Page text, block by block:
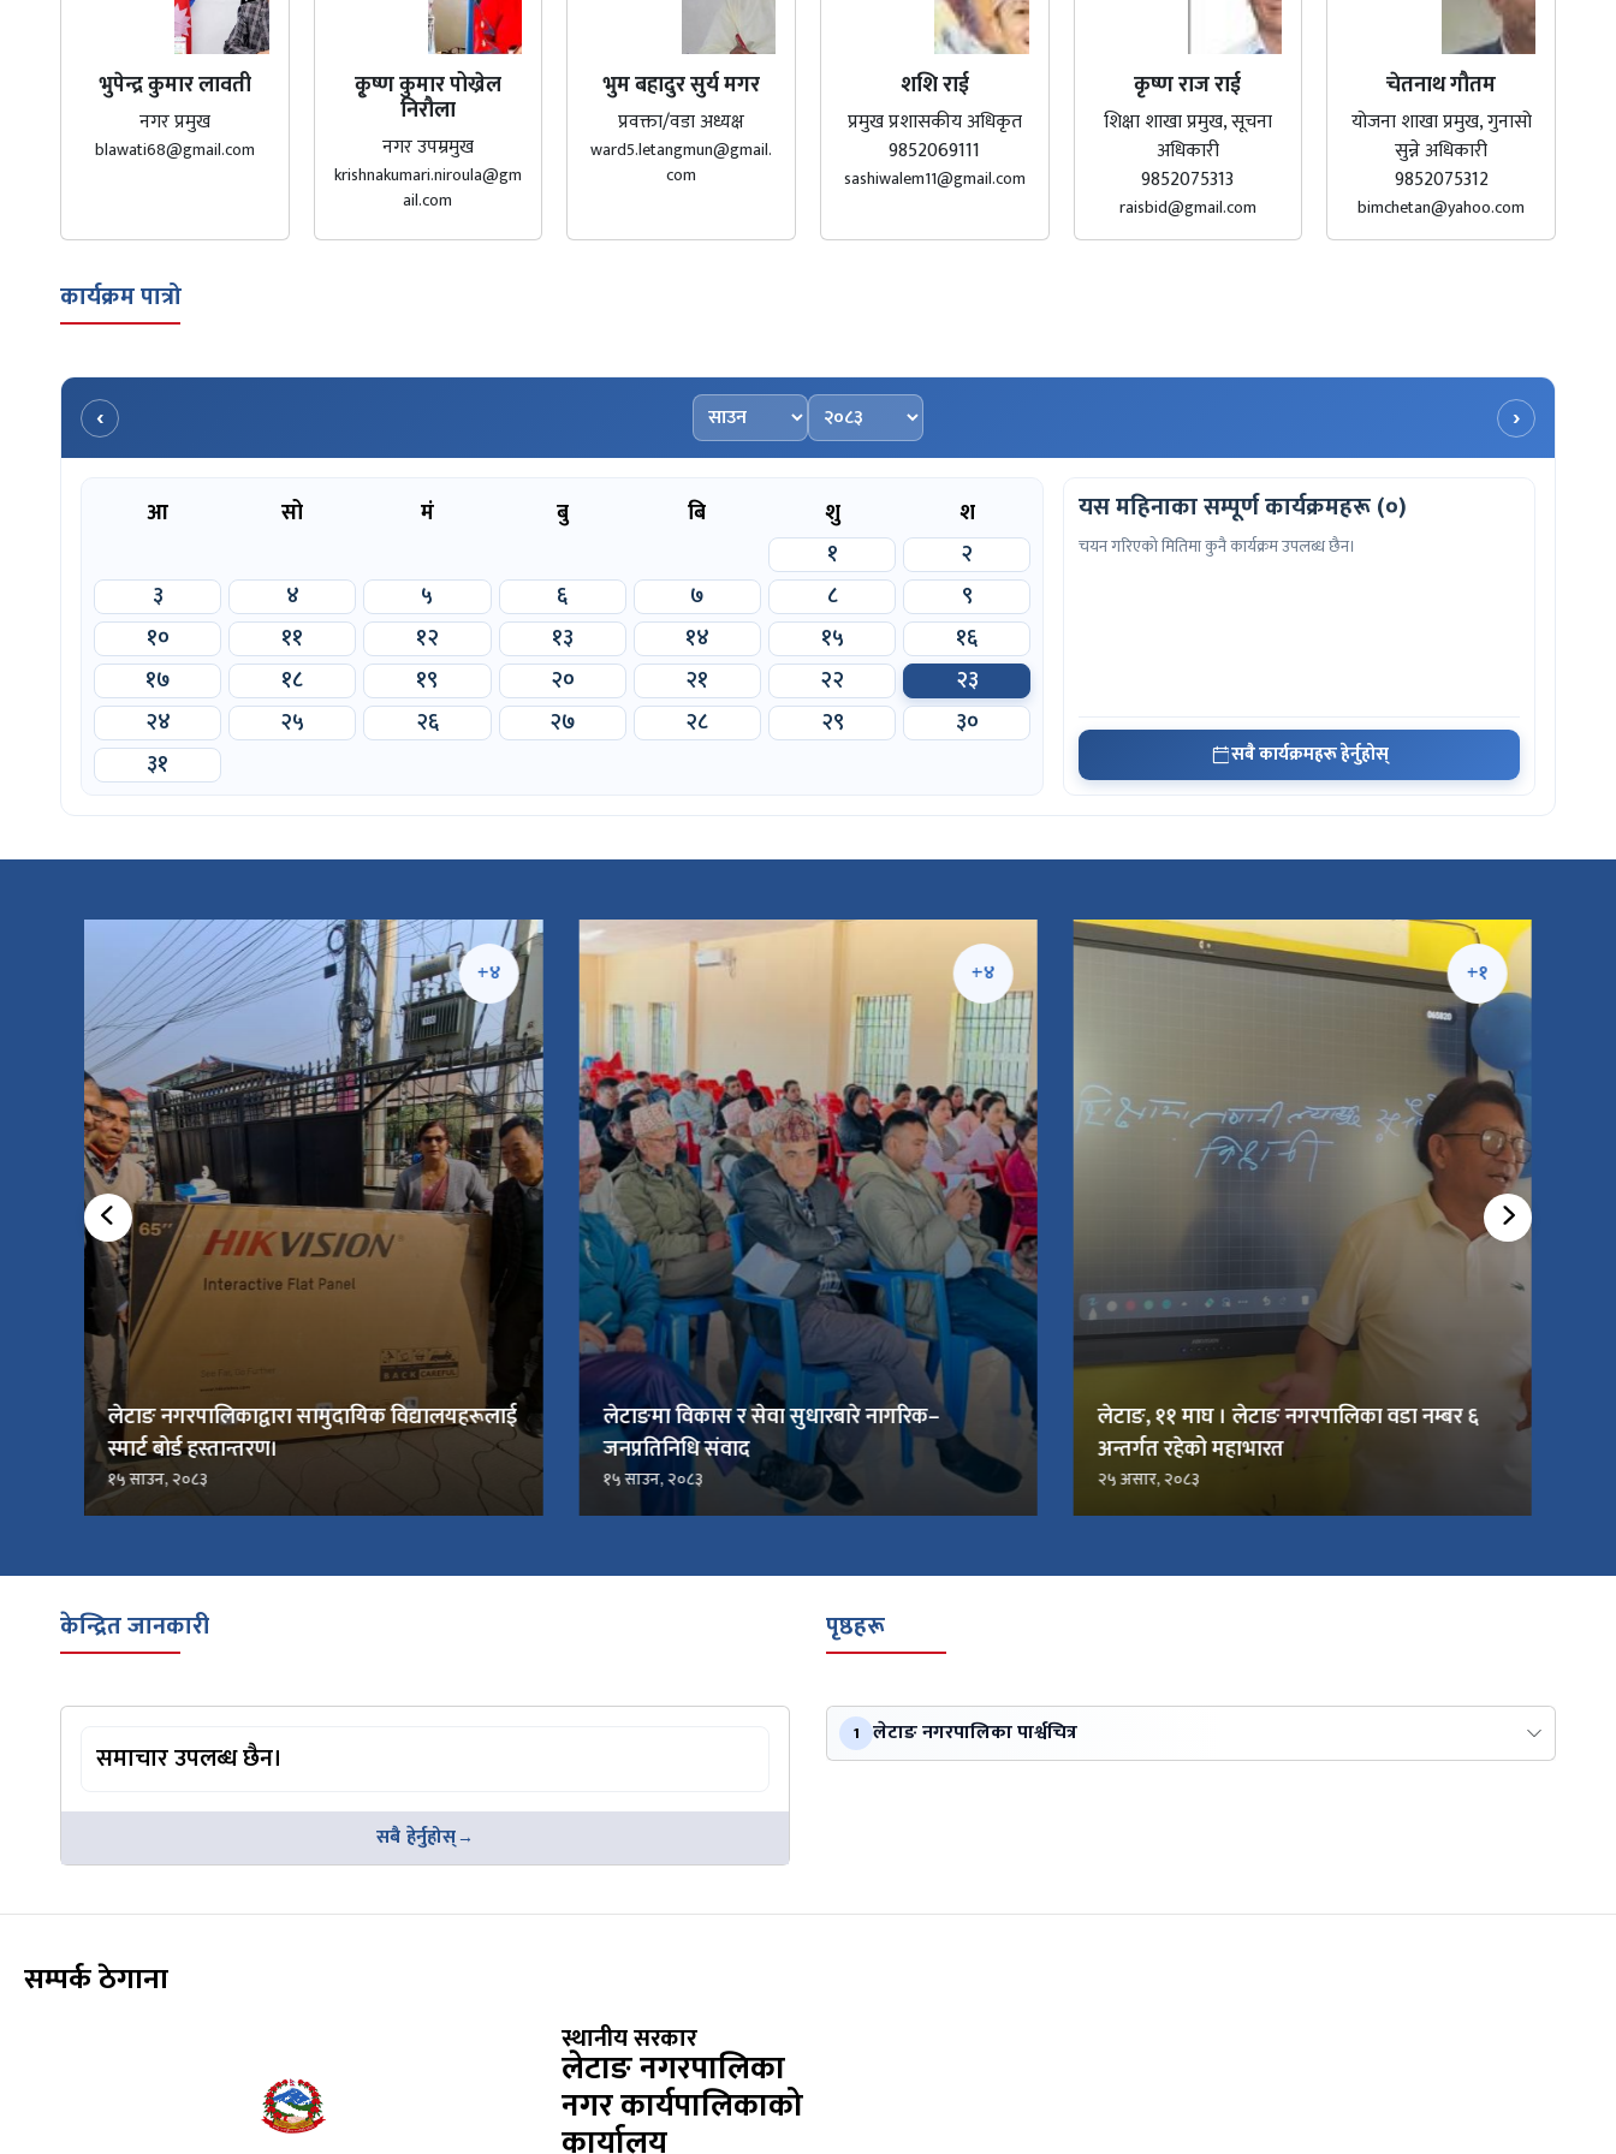
भुपेन्द्र कुमार लावती
नगर प्रमुख
blawati68@gmail.com
कृ्ष्ण कुमार पोख्रेल
निरौला
नगर उपम्रमुख
krishnakumari.niroula@gm
ail.com
भुम बहादुर सुर्य मगर
प्रवक्ता/वडा अध्यक्ष
ward5.letangmun@gmail.
com
शशि राई
प्रमुख प्रशासकीय अधिकृत
9852069111
sashiwalem11@gmail.com
कृष्ण राज राई
शिक्षा शाखा प्रमुख, सूचना
अधिकारी
9852075313
raisbid@gmail.com
चेतनाथ गौतम
योजना शाखा प्रमुख, गुनासो
सुन्ने अधिकारी
9852075312
bimchetan@yahoo.com
कार्यक्रम पात्रो
‹ महिना चयन गर्नुहोस्
वर्ष चयन गर्नुहोस् ›
आ सो मं बु बि शु
श
१
२
३
४ ५ ६ ७ ८
९
१०
११ १२ १३ १४ १५
१६
१७
१८ १९ २० २१ २२
२३
२४
२५ २६ २७ २८ २९
३०
३१
यस महिनाका सम्पूर्ण कार्यक्रमहरू (०)
चयन गरिएको मितिमा कुनै कार्यक्रम उपलब्ध छैन।
सबै कार्यक्रमहरू हेर्नुहोस्
+४
लेटाङ नगरपालिकाद्वारा सामुदायिक विद्यालयहरूलाई
स्मार्ट बोर्ड हस्तान्तरण।
१५ साउन, २०८३
+४
लेटाङमा विकास र सेवा सुधारबारे नागरिक–
जनप्रतिनिधि संवाद
१५ साउन, २०८३
+१
लेटाङ, ११ माघ । लेटाङ नगरपालिका वडा नम्बर ६
अन्तर्गत रहेको महाभारत
२५ असार, २०८३
केन्द्रित जानकारी
समाचार उपलब्ध छैन।
सबै हेर्नुहोस्
पृष्ठहरू
1 लेटाङ नगरपालिका पार्श्वचित्र
सम्पर्क ठेगाना
स्थानीय सरकार
लेटाङ नगरपालिका
नगर कार्यपालिकाको